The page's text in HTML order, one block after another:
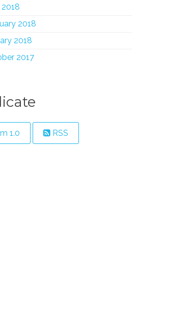
2018
2018
2017
1.0 RSS